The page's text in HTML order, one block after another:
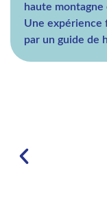
haute
Une expérience
par un guide de